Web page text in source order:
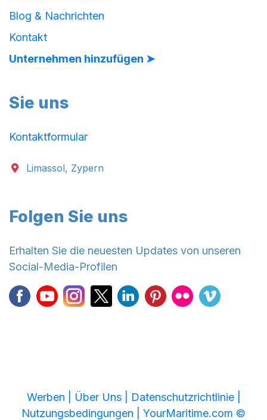
Blog & Nachrichten
Kontakt
Unternehmen hinzufügen ➤
Sie uns
Kontaktformular
Limassol, Zypern
Folgen Sie uns
Erhalten Sie die neuesten Updates von unseren
Social-Media-Profilen
Werben | Über Uns |
Datenschutzrichtlinie |
Nutzungsbedingungen | YourMaritime.com ©